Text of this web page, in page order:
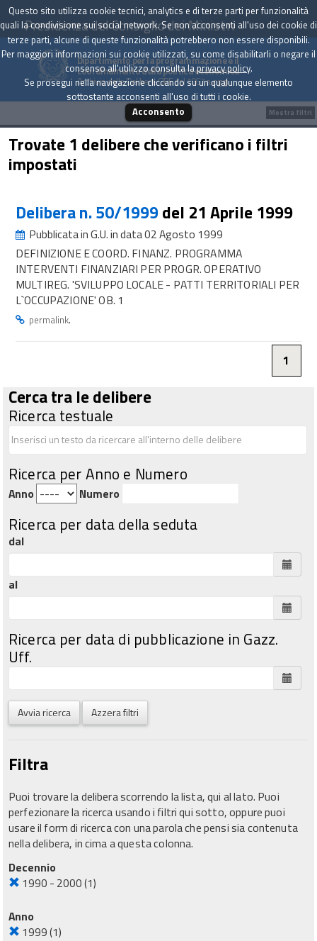
Presidenza del Consiglio dei Ministri
Dipartimento per la programmazione e il
coordinamento della politica economica
Archivio delle Delibere CIPE dal 1967 a oggi
Trovate 1 delibere che verificano i filtri
impostati
Delibera n. 50/1999del 21 Aprile 1999
Pubblicata in G.U. in data 02 Agosto 1999
DEFINIZIONE E COORD. FINANZ. PROGRAMMA
INTERVENTI FINANZIARI PER PROGR. OPERATIVO
MULTIREG. 'SVILUPPO LOCALE - PATTI TERRITORIALI PER
L`OCCUPAZIONE' OB. 1
permalink.
1
Cerca tra le delibere
Ricerca testuale
Ricerca per Anno e Numero
Anno Numero
Ricerca per data della seduta
dal
al
Ricerca per data di pubblicazione in Gazz.
Uff.
Avvia ricerca Azzera filtri
Filtra
Puoi trovare la delibera scorrendo la lista, qui al lato. Puoi
perfezionare la ricerca usando i filtri qui sotto, oppure puoi
usare il form di ricerca con una parola che pensi sia contenuta
nella delibera, in cima a questa colonna.
Decennio
1990 - 2000(1)
Anno
1999(1)
Mostra filtri
Questo sito utilizza cookie tecnici, analytics e di terze parti per funzionalità
quali la condivisione sui social network. Se non acconsenti all'uso dei cookie di
terze parti, alcune di queste funzionalità potrebbero non essere disponibili.
Per maggiori informazioni sui cookie utilizzati, su come disabilitarli o negare il
consenso all'utilizzo consulta laprivacy policy.
Se prosegui nella navigazione cliccando su un qualunque elemento
sottostante acconsenti all'uso di tutti i cookie.
Acconsento